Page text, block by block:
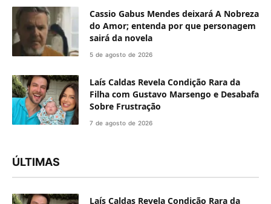
Cassio Gabus Mendes deixará A Nobreza
do Amor; entenda por que personagem
sairá da novela
5 de agosto de 2026
Laís Caldas Revela Condição Rara da
Filha com Gustavo Marsengo e Desabafa
Sobre Frustração
7 de agosto de 2026
ÚLTIMAS
Laís Caldas Revela Condição Rara da